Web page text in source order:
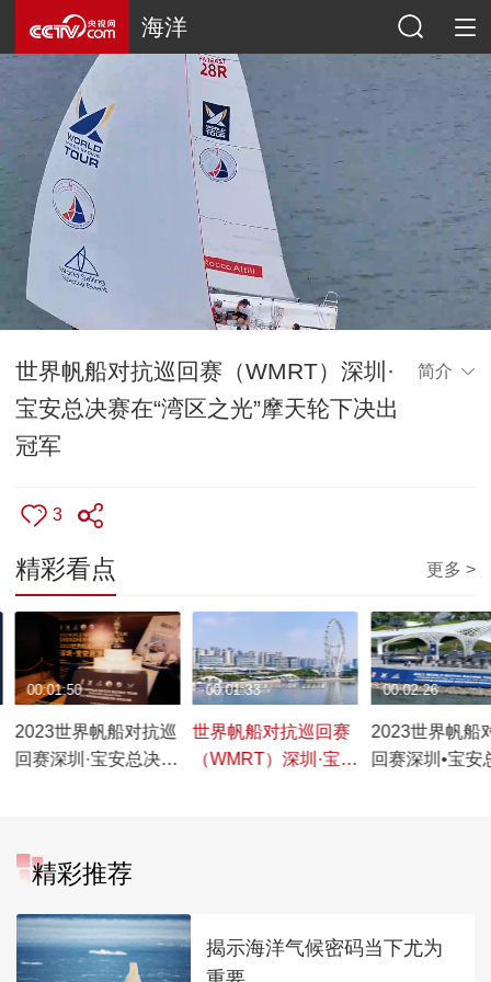
海洋
世界帆船对抗巡回赛（WMRT）深圳·
宝安总决赛在“湾区之光”摩天轮下决出
冠军
简介
3
精彩看点 更多 >
2023世界帆船对抗巡
回赛深圳·宝安总决赛
面打响
00:01:50
世界帆船对抗巡回赛
（WMRT）深圳·宝安
00:01:33
2023世界帆船
回赛深圳•宝安
00:02:26
精彩推荐
揭示海洋气候密码当下尤为